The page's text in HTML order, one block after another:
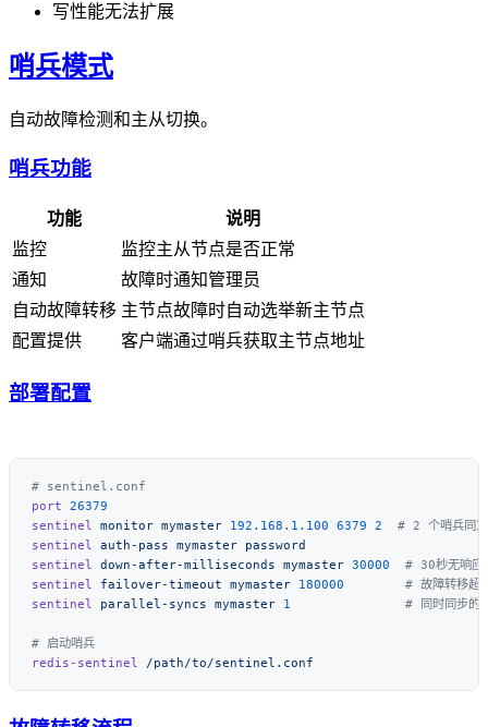
写性能无法扩展
哨兵模式
自动故障检测和主从切换。
哨兵功能
功能
说明
监控
监控主从节点是否正常
通知
故障时通知管理员
自动故障转移 主节点故障时自动选举新主节点
配置提供
客户端通过哨兵获取主节点地址
部署配置
port
sentinel monitor mymaster 192.168.1.100 6379 2
sentinel auth-pass mymaster
sentinel down-after-milliseconds mymaster 30000
sentinel failover-timeout mymaster 180000
sentinel parallel-syncs mymaster 1
redis-sentinel